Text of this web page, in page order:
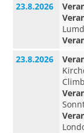
23.8.2026
23.8.2026